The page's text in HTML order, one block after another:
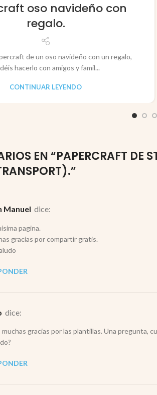
oso navideño con
regalo.
de un oso navideño con un regalo,
hacerlo con amigos y famil...
CONTINUAR LEYENDO
EN “PAPERCRAFT DE
”
Manuel dice:
pagina.
gracias por compartir gratis.
dice:
muchas gracias por las plantillas. Una pregunta,